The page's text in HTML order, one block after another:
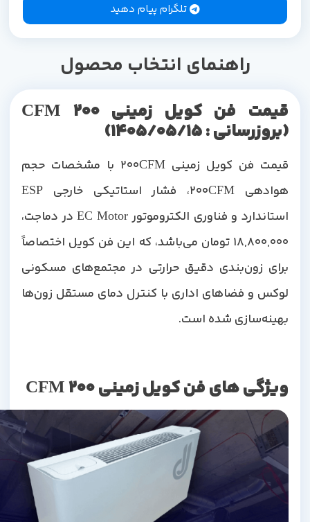
تلگرام پیام دهید
راهنمای انتخاب محصول
قیمت فن کویل زمینی 200 CFM
(بروزرسانی : ۱۴۰۵/۰۵/۱۵)
قیمت فن کویل زمینی 200CFM با مشخصات حجم
هوادهی 200CFM، فشار استاتیکی خارجی ESP
استاندارد و فناوری الکتروموتور EC Motor در دماجت،
18,800,000 تومان می‌باشد، که این فن کویل اختصاصاً
برای زون‌بندی دقیق حرارتی در مجتمع‌های مسکونی
لوکس و فضاهای اداری با کنترل دمای مستقل زون‌ها
بهینه‌سازی شده است.
ویژگی های فن کویل زمینی 200 CFM